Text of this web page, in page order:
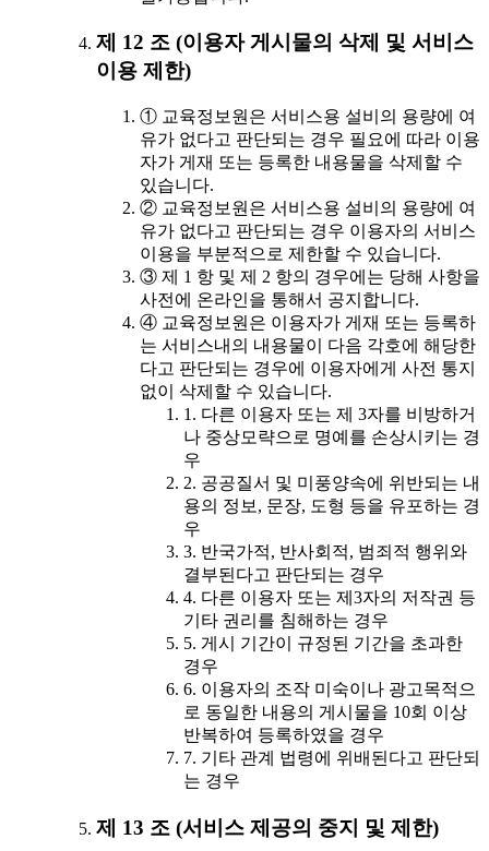
제 12 조 (이용자 게시물의 삭제 및 서비스
이용 제한)
① 교육정보원은 서비스용 설비의 용량에 여
유가 없다고 판단되는 경우 필요에 따라 이용
자가 게재 또는 등록한 내용물을 삭제할 수
있습니다.
② 교육정보원은 서비스용 설비의 용량에 여
유가 없다고 판단되는 경우 이용자의 서비스
이용을 부분적으로 제한할 수 있습니다.
③ 제 1 항 및 제 2 항의 경우에는 당해 사항을
사전에 온라인을 통해서 공지합니다.
④ 교육정보원은 이용자가 게재 또는 등록하
는 서비스내의 내용물이 다음 각호에 해당한
다고 판단되는 경우에 이용자에게 사전 통지
없이 삭제할 수 있습니다.
1. 다른 이용자 또는 제 3자를 비방하거
나 중상모략으로 명예를 손상시키는 경
우
2. 공공질서 및 미풍양속에 위반되는 내
용의 정보, 문장, 도형 등을 유포하는 경
우
3. 반국가적, 반사회적, 범죄적 행위와
결부된다고 판단되는 경우
4. 다른 이용자 또는 제3자의 저작권 등
기타 권리를 침해하는 경우
5. 게시 기간이 규정된 기간을 초과한
경우
6. 이용자의 조작 미숙이나 광고목적으
로 동일한 내용의 게시물을 10회 이상
반복하여 등록하였을 경우
7. 기타 관계 법령에 위배된다고 판단되
는 경우
제 13 조 (서비스 제공의 중지 및 제한)